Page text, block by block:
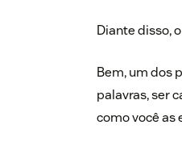
Diante disso,
Bem, um dos
palavras, ser
como você as